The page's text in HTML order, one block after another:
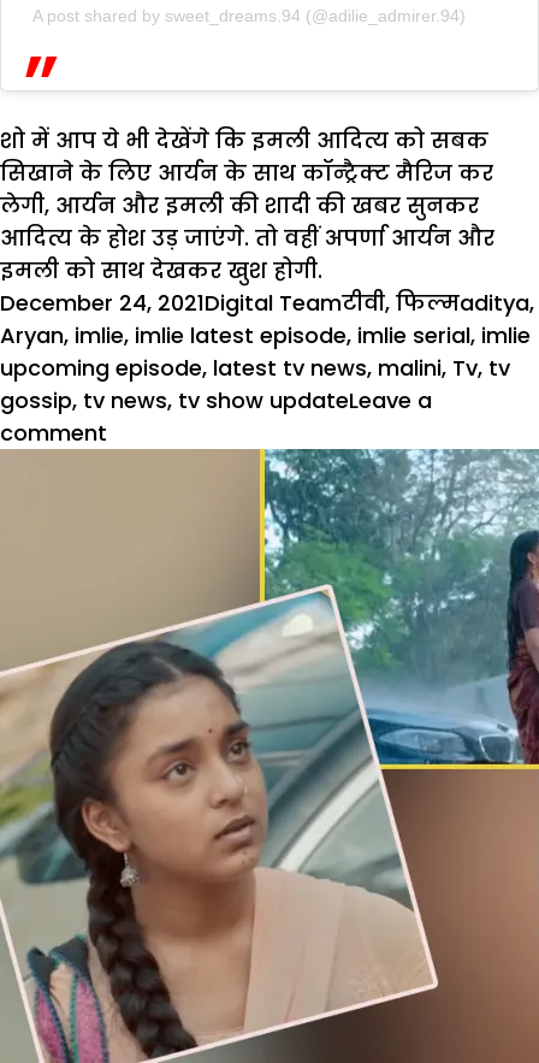
A post shared by sweet_dreams.94 (@adilie_admirer.94)
शो में आप ये भी देखेंगे कि इमली आदित्य को सबक
सिखाने के लिए आर्यन के साथ कॉन्ट्रैक्ट मैरिज कर
लेगी, आर्यन और इमली की शादी की खबर सुनकर
आदित्य के होश उड़ जाएंगे. तो वहीं अपर्णा आर्यन और
इमली को साथ देखकर खुश होगी.
Posted
on
December 24, 2021Author
Digital TeamCategories
टीवी, फिल्मTags
aditya,
Aryan, imlie, imlie latest episode, imlie serial, imlie
upcoming episode, latest tv news, malini, Tv, tv
gossip, tv news, tv show updateLeave a
comment
करेगी
आर्यन
शादी